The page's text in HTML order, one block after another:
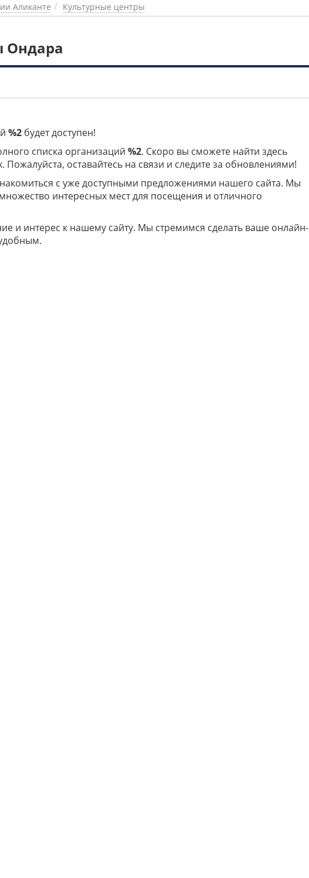
Аликанте Культурные центры
Ондара
%2 будет доступен!
списка организаций %2. Скоро вы сможете найти здесь
оставайтесь на связи и следите за обновлениями!
с уже доступными предложениями нашего сайта. Мы
интересных мест для посещения и отличного
и интерес к нашему сайту. Мы стремимся сделать ваше онлайн-